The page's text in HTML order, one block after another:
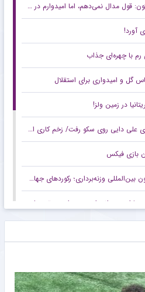
در ناگویا و داکار اتفاقات خوبی بیفتد/ هدف اصلی ما کسب سهمیه المپیک لس‌آنجلس است
آورد!
با چهره‌ای جذاب
گل و امیدواری برای استقلال
در زمین ولز!
روی سکو رفت/ زخم کاری ایران بر پیکر بحرین
بازی فیکس
وزنه‌برداری؛ رکورد‌های جهانی یوسفی و نصیری حفظ شد
از دومین اردوی تیم ملی مردان
در لباس تیم جدید